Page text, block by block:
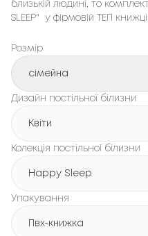
близькій людині, то
SLEEP"  у фірмовій ТЕП
Розмір
сімейна
Дизайн постільної білизни
Квіти
Колекція постільної білизни
Happy Sleep
Упакування
Пвх-книжка